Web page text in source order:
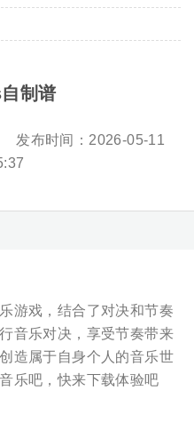
制谱
发布时间：2026-05-11
戏，结合了对决和节奏
音乐对决，享受节奏带来
造属于自身个人的音乐世
乐吧，快来下载体验吧